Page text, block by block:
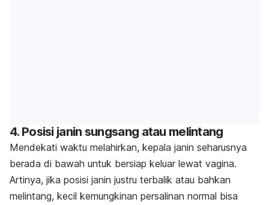
4. Posisi janin sungsang atau melintang
Mendekati waktu melahirkan, kepala janin seharusnya
berada di bawah untuk bersiap keluar lewat vagina.
Artinya, jika posisi janin justru terbalik atau bahkan
melintang, kecil kemungkinan persalinan normal bisa